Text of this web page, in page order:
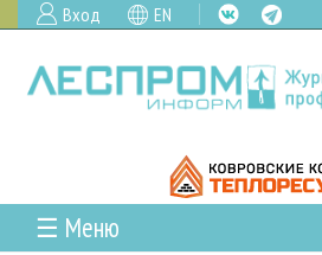
Вход EN
☰ Меню